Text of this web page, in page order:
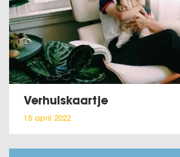
Verhuiskaartje
15 april 2022